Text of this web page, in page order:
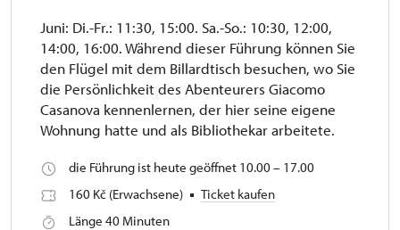
Juni: Di.-Fr.: 11:30, 15:00. Sa.-So.: 10:30, 12:00,
14:00, 16:00. Während dieser Führung können Sie
den Flügel mit dem Billardtisch besuchen, wo Sie
die Persönlichkeit des Abenteurers Giacomo
Casanova kennenlernen, der hier seine eigene
Wohnung hatte und als Bibliothekar arbeitete.
die Führung ist heute geöffnet 10.00 – 17.00
160 Kč (Erwachsene)
Ticket kaufen
Länge 40 Minuten